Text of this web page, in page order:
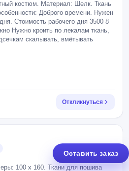
костюм. Материал: Шелк. Ткань
Доброго времени. Нужен
Стоимость рабочего дня 3500 8
Нужно кроить по лекалам ткань,
скалывать, вмётывать
Откликнуться
100 х 160. Ткани для пошива
Оставить заказ